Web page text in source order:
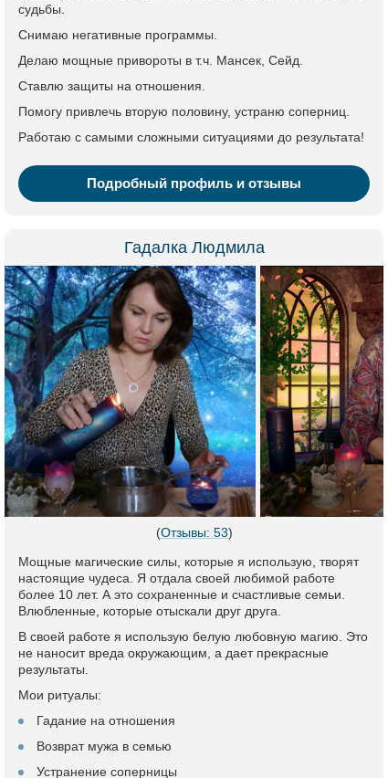
судьбы.
Снимаю негативные программы.
Делаю мощные привороты в т.ч. Мансек, Сейд.
Ставлю защиты на отношения.
Помогу привлечь вторую половину, устраню соперниц.
Работаю с самыми сложными ситуациями до результата!
Подробный профиль и отзывы
Гадалка Людмила
(Отзывы: 53)
Мощные магические силы, которые я использую, творят
настоящие чудеса. Я отдала своей любимой работе
более 10 лет. А это сохраненные и счастливые семьи.
Влюбленные, которые отыскали друг друга.
В своей работе я использую белую любовную магию. Это
не наносит вреда окружающим, а дает прекрасные
результаты.
Мои ритуалы:
Гадание на отношения
Возврат мужа в семью
Устранение соперницы